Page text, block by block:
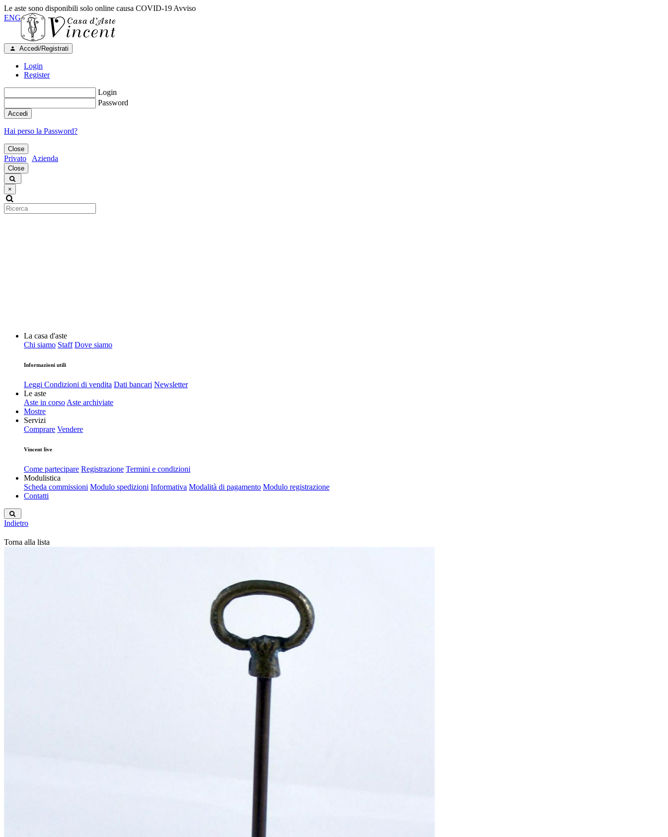
Le aste sono disponibili solo online causa COVID-19 Avviso
ENG
Accedi/Registrati
Login
Register
Login
Password
Accedi
Hai perso la Password?
Close
Privato Azienda
Close
×
La casa d'aste
Chi siamo Staff Dove siamo
Informazioni utili
Leggi Condizioni di vendita Dati bancari Newsletter
Le aste
Aste in corso Aste archiviate
Mostre
Servizi
Comprare Vendere
Vincent live
Come partecipare Registrazione Termini e condizioni
Modulistica
Scheda commissioni Modulo spedizioni Informativa Modalità di pagamento Modulo registrazione
Contatti
Indietro
Torna alla lista